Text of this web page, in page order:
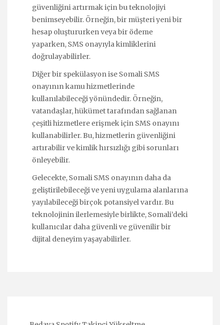
güvenliğini artırmak için bu teknolojiyi
benimseyebilir. Örneğin, bir müşteri yeni bir
hesap oluştururken veya bir ödeme
yaparken, SMS onayıyla kimliklerini
doğrulayabilirler.
Diğer bir spekülasyon ise Somali SMS
onayının kamu hizmetlerinde
kullanılabileceği yönündedir. Örneğin,
vatandaşlar, hükümet tarafından sağlanan
çeşitli hizmetlere erişmek için SMS onayını
kullanabilirler. Bu, hizmetlerin güvenliğini
artırabilir ve kimlik hırsızlığı gibi sorunları
önleyebilir.
Gelecekte, Somali SMS onayının daha da
geliştirilebileceği ve yeni uygulama alanlarına
yayılabileceği birçok potansiyel vardır. Bu
teknolojinin ilerlemesiyle birlikte, Somali’deki
kullanıcılar daha güvenli ve güvenilir bir
dijital deneyim yaşayabilirler.